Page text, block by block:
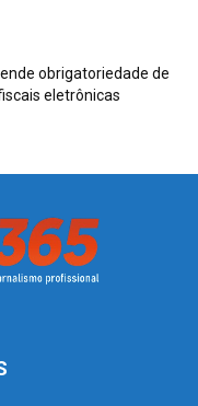
obrigatoriedade de
eletrônicas